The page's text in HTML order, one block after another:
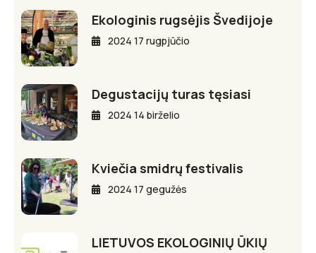
Ekologinis rugsėjis Švedijoje
2024 17 rugpjūčio
Degustacijų turas tęsiasi
2024 14 birželio
Kviečia smidrų festivalis
2024 17 gegužės
LIETUVOS EKOLOGINIŲ ŪKIŲ